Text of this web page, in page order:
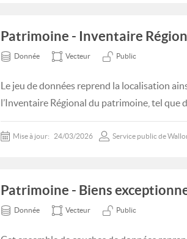
Patrimoine - Inventaire
Donnée Vecteur Public
Le jeu de données reprend la localisation
l’Inventaire Régional du patrimoine, tel que
Mise à jour: 24/03/2026 Service public de
Patrimoine - Biens
Donnée Vecteur Public